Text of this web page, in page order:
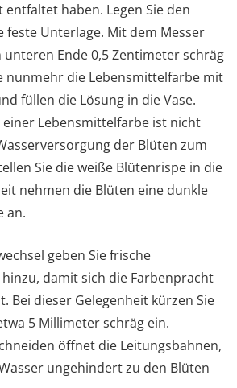
haben. Legen Sie den
feste Unterlage. Mit dem Messer
unteren Ende 0,5 Zentimeter schräg
nunmehr die Lebensmittelfarbe mit
füllen die Lösung in die Vase.
einer Lebensmittelfarbe ist nicht
der Blüten zum
Sie die weiße Blütenrispe in die
nehmen die Blüten eine dunkle
an.
geben Sie frische
damit sich die Farbenpracht
Bei dieser Gelegenheit kürzen Sie
5 Millimeter schräg ein.
öffnet die Leitungsbahnen,
ungehindert zu den Blüten